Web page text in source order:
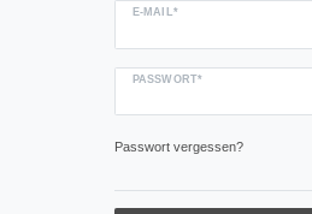
E-MAIL*
PASSWORT*
Passwort vergessen?